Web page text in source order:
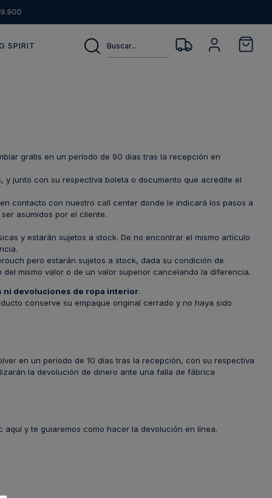
SPIRIT
Buscar...
gratis en un período de 90 días tras la recepción en
junto con su respectiva boleta o documento que acredite el
contacto con nuestro call center donde le indicará los pasos a
asumidos por el cliente.
y estarán sujetos a stock. De no encontrar el mismo artículo
pero estarán sujetos a stock, dada su condición de
mismo valor o de un valor superior cancelando la diferencia.
ni devoluciones de ropa interior.
conserve su empaque original cerrado y no haya sido
en un período de 10 días tras la recepción, con su respectiva
la devolución de dinero ante una falla de fábrica
y te guiaremos como hacer la devolución en línea.